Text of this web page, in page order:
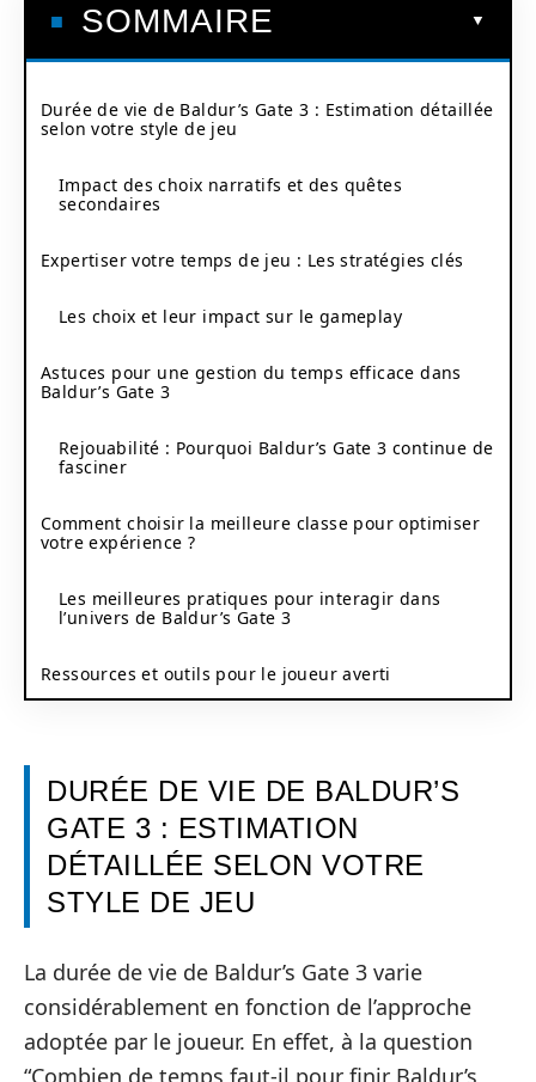
SOMMAIRE
Durée de vie de Baldur’s Gate 3 : Estimation détaillée
selon votre style de jeu
Impact des choix narratifs et des quêtes
secondaires
Expertiser votre temps de jeu : Les stratégies clés
Les choix et leur impact sur le gameplay
Astuces pour une gestion du temps efficace dans
Baldur’s Gate 3
Rejouabilité : Pourquoi Baldur’s Gate 3 continue de
fasciner
Comment choisir la meilleure classe pour optimiser
votre expérience ?
Les meilleures pratiques pour interagir dans
l’univers de Baldur’s Gate 3
Ressources et outils pour le joueur averti
DURÉE DE VIE DE BALDUR’S
GATE 3 : ESTIMATION
DÉTAILLÉE SELON VOTRE
STYLE DE JEU
La durée de vie de Baldur’s Gate 3 varie
considérablement en fonction de l’approche
adoptée par le joueur. En effet, à la question
“Combien de temps faut-il pour finir Baldur’s